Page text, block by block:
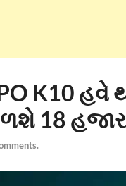
K10 હવે
18